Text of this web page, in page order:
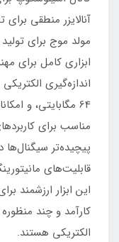
آنالایزر منطقی
مولد موج برای
ابزاری کامل برای
اندازه‌گیری
64 مگابایتی، و
مناسب برای
پیچیده‌تر
قابلیت‌های
این ابزار ارزشمند
کارآمد و چند
الکتریکی هستند.